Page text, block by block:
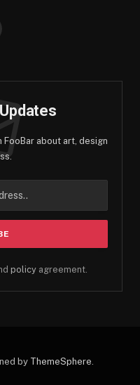
about art, design
policy agreement.
by ThemeSphere